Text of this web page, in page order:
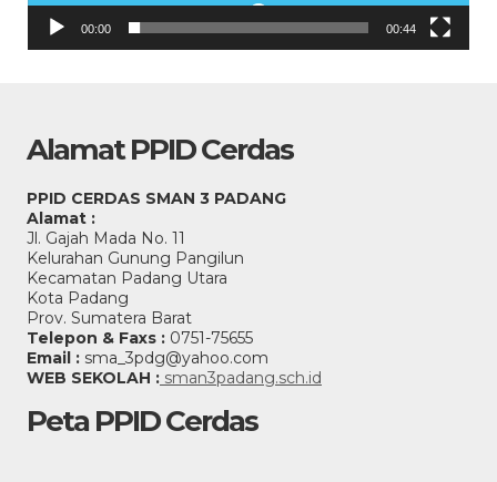
00:00 00:44
Alamat PPID Cerdas
PPID CERDAS SMAN 3 PADANG
Alamat :
Jl. Gajah Mada No. 11
Kelurahan Gunung Pangilun
Kecamatan Padang Utara
Kota Padang
Prov. Sumatera Barat
Telepon & Faxs : 0751-75655
Email : sma_3pdg@yahoo.com
WEB SEKOLAH : sman3padang.sch.id
Peta PPID Cerdas